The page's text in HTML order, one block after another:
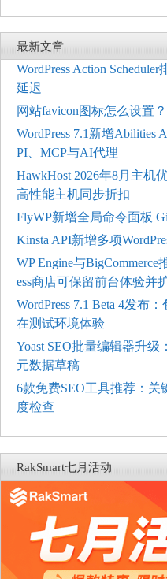
最新文章
WordPress Action
延迟
网站favicon图标怎么设置
WordPress 7.1新增Abilities
PI、MCP与AI代理
HawkHost 2026年8月主机
高性能主机同步折扣
FlyWP新增全局命令面板
Kinsta API新增多项
WP Engine与BigCommerce
ess商店可保留前台体验并
WordPress 7.1 Beta 4发布
在测试环境体验
Yoast SEO批量编辑器升
元数据草稿
6款免费SEO工具推荐：
度检查
RakSmart七月活动